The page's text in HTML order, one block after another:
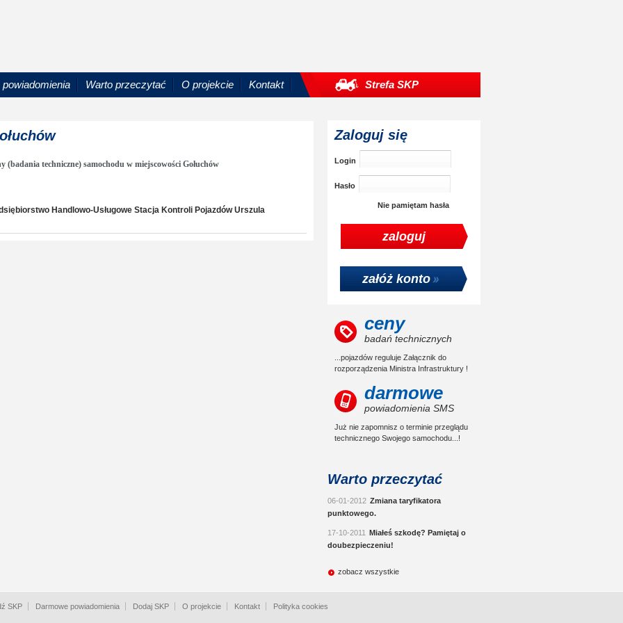
Warto przeczytać O projekcie Kontakt Strefa SKP
techniczne) samochodu w miejscowości Gołuchów
Handlowo-Usługowe Stacja Kontroli Pojazdów Urszula
Zaloguj się
Login
Hasło
Nie pamiętam hasła
załóż konto
ceny
badań technicznych
...pojazdów reguluje Załącznik do
rozporządzenia Ministra Infrastruktury !
darmowe
powiadomienia SMS
Już nie zapomnisz o terminie przeglądu
technicznego Swojego samochodu...!
Warto przeczytać
06-01-2012 Zmiana taryfikatora
punktowego.
17-10-2011 Miałeś szkodę? Pamiętaj o
doubezpieczeniu!
zobacz wszystkie
SKP Darmowe powiadomienia Dodaj SKP O projekcie Kontakt Polityka cookies